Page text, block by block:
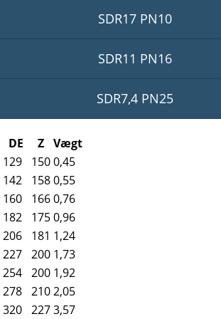
SDR17 PN10
SDR11 PN16
SDR7,4 PN25
DE Z Vægt
129
1500,45
142
1580,55
160
1660,76
182
1750,96
206
181 1,24
227 200 1,73
254 200 1,92
278 2102,05
320 2273,57